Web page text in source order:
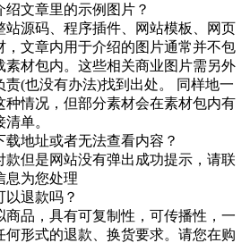
文章里的示例图片？
站源码、程序插件、网站模板、网页
，文章内用于介绍的图片通常并不包
素材包内。这些相关商业图片需另外
责(也没有办法)找到出处。 同样地一
种情况，但部分素材会在素材包内有
单。
地址或者无法查看内容？
款但是网站没有弹出成功提示，请联
息为您处理
以退款吗？
商品，具有可复制性，可传播性，一
何形式的退款、换货要求。请您在购